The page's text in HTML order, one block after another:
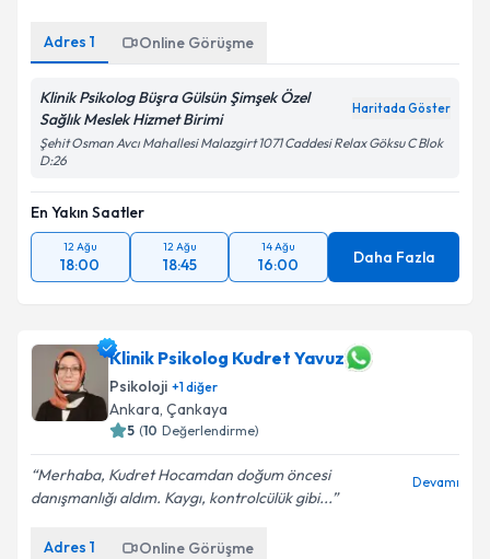
Kişisel verilerimin işlenmesine ilişkin
Metni'ni okudum ve kişisel verilerimin belirtilen
kapsamda işlenmesini kabul ediyorum.
Adres 1 Online Görüşme
Klinik Psikolog Büşra Gülsün Şimşek Özel
Sağlık Meslek Hizmet Birimi
Haritada Göster
Şehit Osman Avcı Mahallesi Malazgirt 1071 Caddesi Relax Göksu C Blok
D:26
En Yakın Saatler
12 Ağu
18:00
12 Ağu
18:45
14 Ağu
16:00 Daha Fazla
Klinik Psikolog Kudret Yavuz
Psikoloji +1diğer
Ankara, Çankaya
5 (10 Değerlendirme)
Merhaba, Kudret Hocamdan doğum öncesi
danışmanlığı aldım. Kaygı, kontrolcülük gibi...
Devamı
Adres 1 Online Görüşme